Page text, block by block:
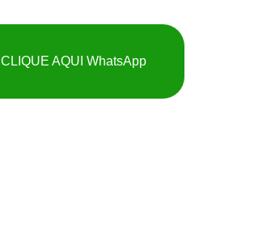
CLIQUE AQUI WhatsApp